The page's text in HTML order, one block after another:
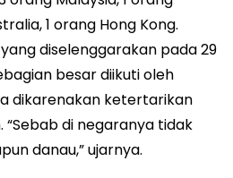
1 orang Hong Kong.
diselenggarakan pada 29
besar diikuti oleh
dikarenakan ketertarikan
di negaranya tidak
danau,” ujarnya.